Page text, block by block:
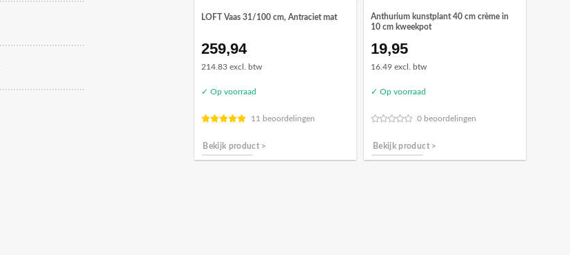
LOFT Vaas 31/100 cm, Antraciet mat
259,94
214.83 excl. btw
✓ Op voorraad
11 beoordelingen
Bekijk product >
Anthurium kunstplant 40 cm crème in
10 cm kweekpot
19,95
16.49 excl. btw
✓ Op voorraad
0 beoordelingen
Bekijk product >